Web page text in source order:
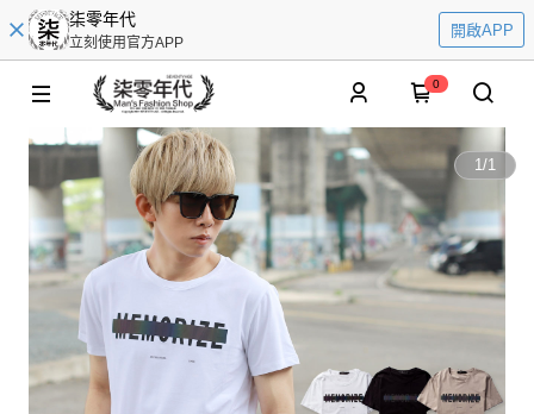
柒零年代
立刻使用官方APP
開啟APP
0
1/1